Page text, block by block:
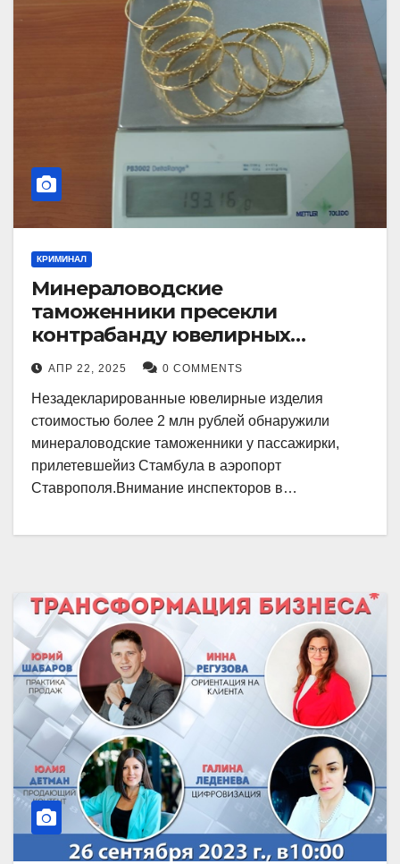
КРИМИНАЛ
Минераловодские
таможенники пресекли
контрабанду ювелирных
изделий на 2 млн рублей
АПР 22, 2025 0 COMMENTS
Незадекларированные ювелирные изделия
стоимостью более 2 млн рублей обнаружили
минераловодские таможенники у пассажирки,
прилетевшейиз Стамбула в аэропорт
Ставрополя.Внимание инспекторов в…